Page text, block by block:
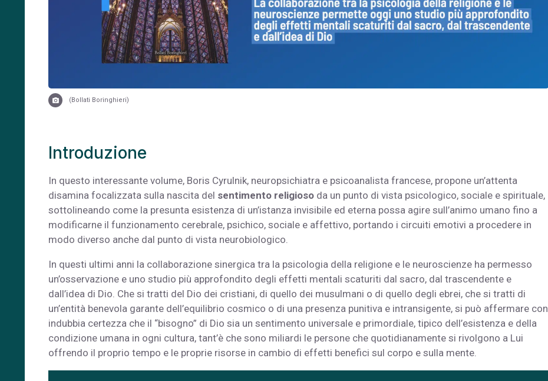
(Bollati Boringhieri)
Introduzione
In questo interessante volume, Boris Cyrulnik, neuropsichiatra e psicoanalista francese, propone un’attenta
disamina focalizzata sulla nascita del sentimento religioso da un punto di vista psicologico, sociale e spirituale,
sottolineando come la presunta esistenza di un’istanza invisibile ed eterna possa agire sull’animo umano fino a
modificarne il funzionamento cerebrale, psichico, sociale e affettivo, portando i circuiti emotivi a procedere in
modo diverso anche dal punto di vista neurobiologico.
In questi ultimi anni la collaborazione sinergica tra la psicologia della religione e le neuroscienze ha permesso
un’osservazione e uno studio più approfondito degli effetti mentali scaturiti dal sacro, dal trascendente e
dall’idea di Dio. Che si tratti del Dio dei cristiani, di quello dei musulmani o di quello degli ebrei, che si tratti di
un’entità benevola garante dell’equilibrio cosmico o di una presenza punitiva e intransigente, si può affermare con
indubbia certezza che il “bisogno” di Dio sia un sentimento universale e primordiale, tipico dell’esistenza e della
condizione umana in ogni cultura, tant’è che sono miliardi le persone che quotidianamente si rivolgono a Lui
offrendo il proprio tempo e le proprie risorse in cambio di effetti benefici sul corpo e sulla mente.